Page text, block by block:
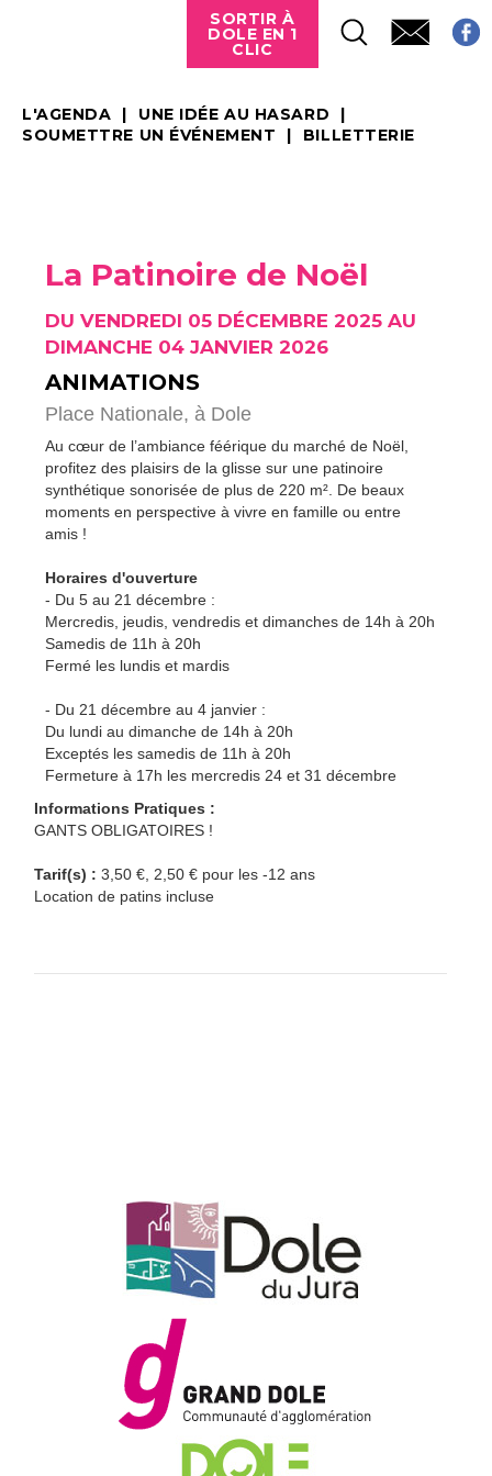
SORTIR À
DOLE EN 1
CLIC
L'AGENDA
UNE IDÉE AU HASARD
SOUMETTRE UN ÉVÉNEMENT
BILLETTERIE
La Patinoire de Noël
DU VENDREDI 05 DÉCEMBRE 2025 AU
DIMANCHE 04 JANVIER 2026
ANIMATIONS
Place Nationale, à Dole
Au cœur de l’ambiance féérique du marché de Noël,
profitez des plaisirs de la glisse sur une patinoire
synthétique sonorisée de plus de 220 m². De beaux
moments en perspective à vivre en famille ou entre
amis !
Horaires d'ouverture
- Du 5 au 21 décembre :
Mercredis, jeudis, vendredis et dimanches de 14h à 20h
Samedis de 11h à 20h
Fermé les lundis et mardis
- Du 21 décembre au 4 janvier :
Du lundi au dimanche de 14h à 20h
Exceptés les samedis de 11h à 20h
Fermeture à 17h les mercredis 24 et 31 décembre
Informations Pratiques :
GANTS OBLIGATOIRES !
Tarif(s) : 3,50 €, 2,50 € pour les -12 ans
Location de patins incluse